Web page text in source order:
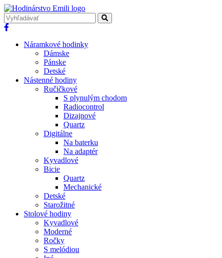
Náramkové hodinky
Dámske
Pánske
Detské
Nástenné hodiny
Ručičkové
S plynulým chodom
Radiocontrol
Dizajnové
Quartz
Digitálne
Na baterku
Na adaptér
Kyvadlové
Bicie
Quartz
Mechanické
Detské
Starožitné
Stolové hodiny
Kyvadlové
Moderné
Ročky
S melódiou